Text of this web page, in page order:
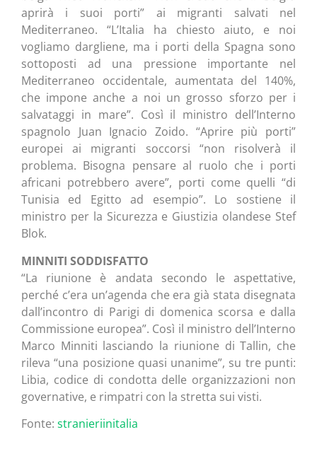
aprirà i suoi porti” ai migranti salvati nel
Mediterraneo. “L’Italia ha chiesto aiuto, e noi
vogliamo dargliene, ma i porti della Spagna sono
sottoposti ad una pressione importante nel
Mediterraneo occidentale, aumentata del 140%,
che impone anche a noi un grosso sforzo per i
salvataggi in mare”. Così il ministro dell’Interno
spagnolo Juan Ignacio Zoido. “Aprire più porti”
europei ai migranti soccorsi “non risolverà il
problema. Bisogna pensare al ruolo che i porti
africani potrebbero avere”, porti come quelli “di
Tunisia ed Egitto ad esempio”. Lo sostiene il
ministro per la Sicurezza e Giustizia olandese Stef
Blok.
MINNITI SODDISFATTO
“La riunione è andata secondo le aspettative,
perché c’era un’agenda che era già stata disegnata
dall’incontro di Parigi di domenica scorsa e dalla
Commissione europea”. Così il ministro dell’Interno
Marco Minniti lasciando la riunione di Tallin, che
rileva “una posizione quasi unanime”, su tre punti:
Libia, codice di condotta delle organizzazioni non
governative, e rimpatri con la stretta sui visti.
Fonte: stranieriinitalia